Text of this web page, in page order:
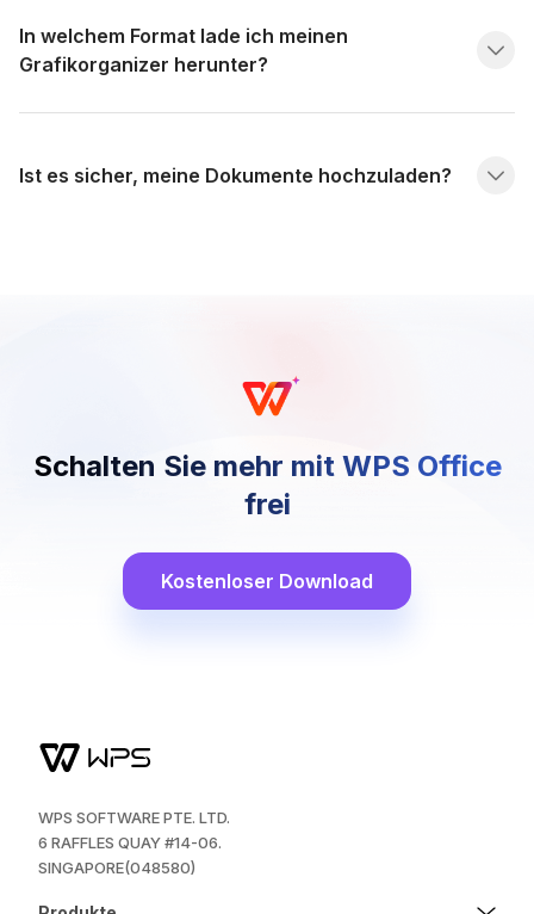
In welchem Format lade ich meinen
Grafikorganizer herunter?
Ist es sicher, meine Dokumente hochzuladen?
Schalten Sie mehr mit WPS Office
frei
Kostenloser Download
WPS SOFTWARE PTE. LTD.
6 RAFFLES QUAY #14-06.
SINGAPORE(048580)